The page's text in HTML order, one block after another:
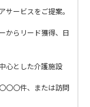
ービスをご提案。
からリード獲得、日
心とした介護施設
〇〇件、または訪問